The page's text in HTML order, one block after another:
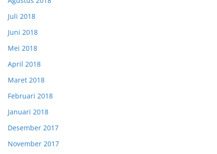
Juli 2018
Juni 2018
Mei 2018
April 2018
Maret 2018
Februari 2018
Januari 2018
Desember 2017
November 2017